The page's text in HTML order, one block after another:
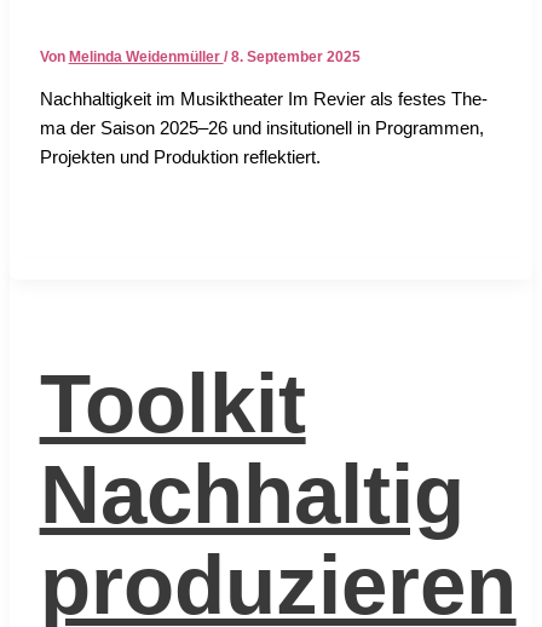
Von Melinda Weidenmüller / 8. September 2025
Nach­hal­tig­keit im Musik­thea­ter Im Revier als fes­tes The­
ma der Sai­son 2025–26 und insi­tu­tio­nell in Pro­gram­men,
Pro­jek­ten und Pro­duk­ti­on reflek­tiert.
Toolkit
Nachhaltig
produzieren